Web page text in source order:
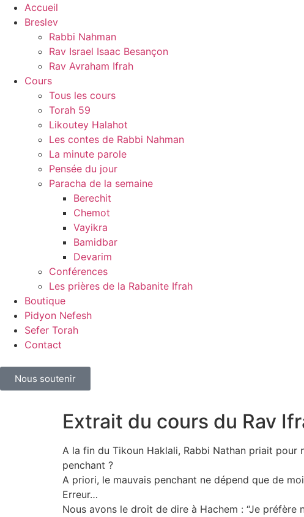
Accueil
Breslev
Rabbi Nahman
Rav Israel Isaac Besançon
Rav Avraham Ifrah
Cours
Tous les cours
Torah 59
Likoutey Halahot
Les contes de Rabbi Nahman
La minute parole
Pensée du jour
Paracha de la semaine
Berechit
Chemot
Vayikra
Bamidbar
Devarim
Conférences
Les prières de la Rabanite Ifrah
Boutique
Pidyon Nefesh
Sefer Torah
Contact
Nous soutenir
Extrait du cours du Rav
A la fin du Tikoun Haklali, Rabbi Nathan priait pour
penchant ?
A priori, le mauvais penchant ne dépend que de
Erreur…
Nous avons le droit de dire à Hachem : “Je